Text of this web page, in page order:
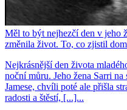
Měl to být nejhezčí den v jeho
změnila život. To, co zjistil
Nejkrásnější den života
noční můru. Jeho žena Sarri
Jamese, chvíli poté ale přišla
radosti a štěstí, [...]...